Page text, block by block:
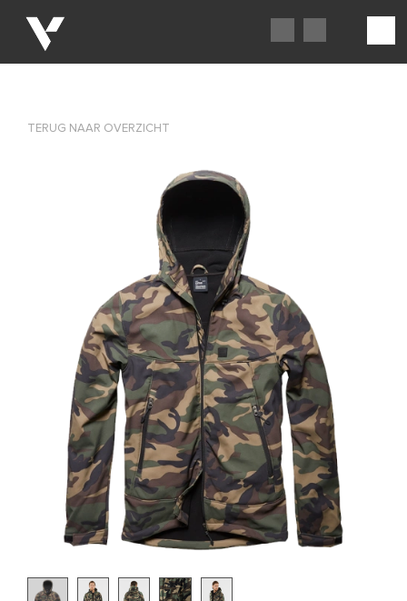
TERUG NAAR OVERZICHT